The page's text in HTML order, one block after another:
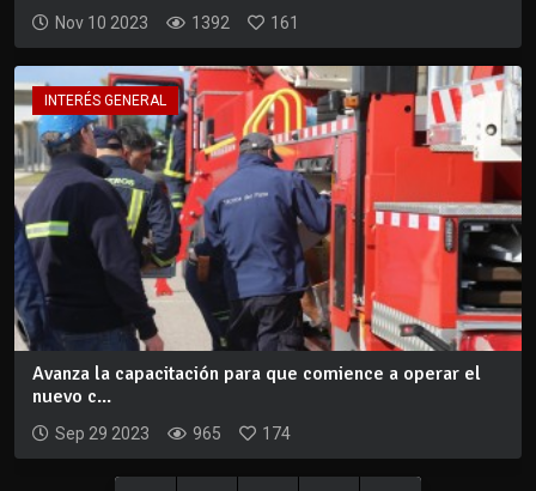
Nov 10 2023 1392 161
INTERÉS GENERAL
Avanza la capacitación para que comience a operar el
nuevo c...
Sep 29 2023 965 174